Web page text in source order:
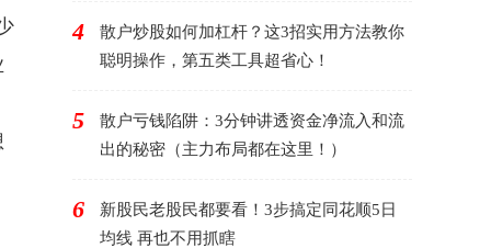
4
散户炒股如何加杠杆？这3招实用方法教你
聪明操作，第五类工具超省心！
5
散户亏钱陷阱：3分钟讲透资金净流入和流
出的秘密（主力布局都在这里！）
6
新股民老股民都要看！3步搞定同花顺5日
均线 再也不用抓瞎